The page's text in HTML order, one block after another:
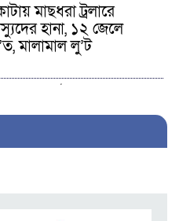
মাছধরা ট্রলারে
হানা, ১২ জেলে
মালামাল লু’ট
পালিত, ১২ জুলাইযোদ্ধাকে
জ’খ’মে’র মা’ম’লায়
আ’সা’মি গ্রে’প্তা’র